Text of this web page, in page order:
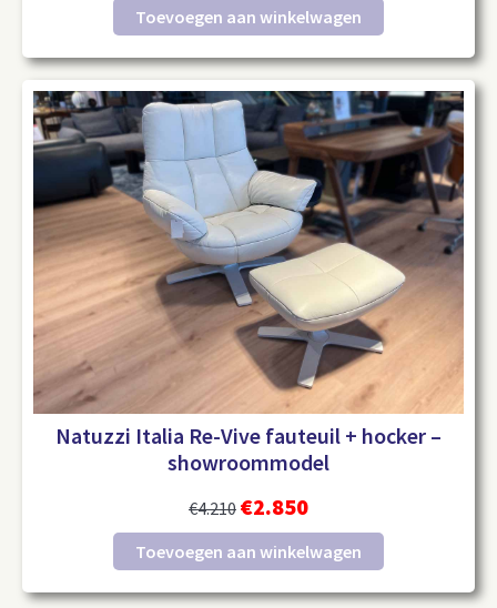
Toevoegen aan winkelwagen
Natuzzi Italia Re-Vive fauteuil + hocker –
showroommodel
€4.210 €2.850
Toevoegen aan winkelwagen